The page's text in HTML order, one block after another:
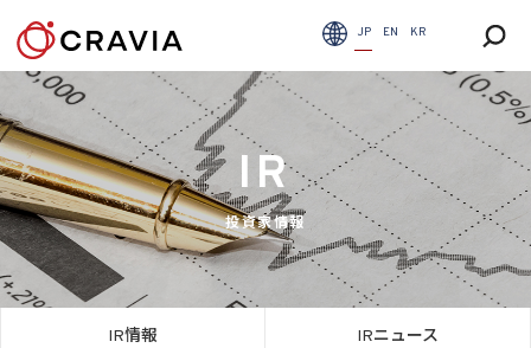
JP EN KR
IR
投資家情報
IR情報 IRニュース